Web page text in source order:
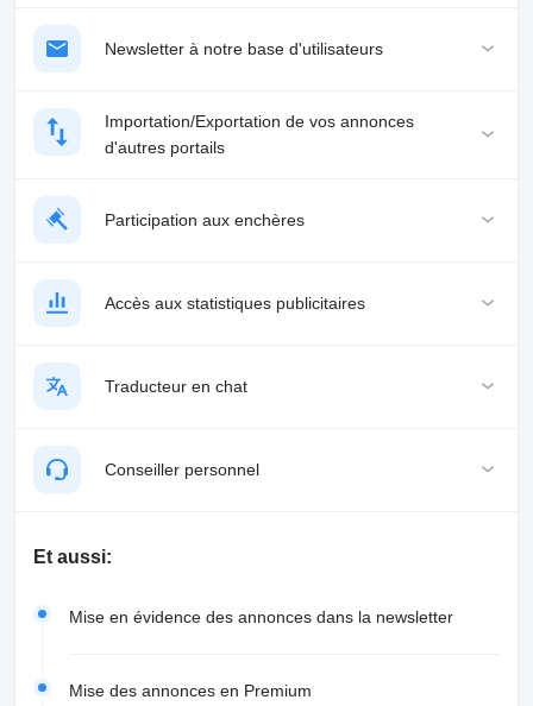
Newsletter à notre base d'utilisateurs
Importation/Exportation de vos annonces
d'autres portails
Participation aux enchères
Accès aux statistiques publicitaires
Traducteur en chat
Conseiller personnel
Et aussi:
Mise en évidence des annonces dans la newsletter
Mise des annonces en Premium